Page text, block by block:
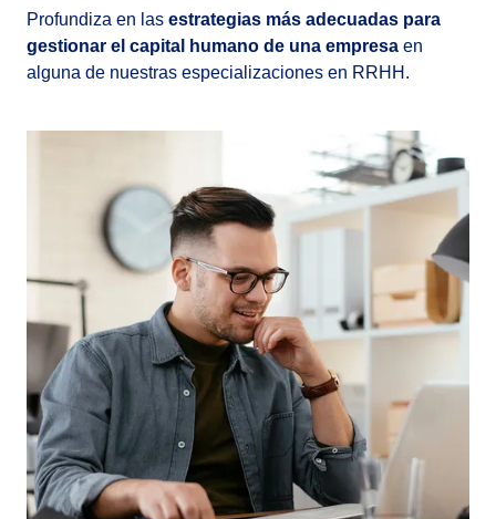
Profundiza en las estrategias más adecuadas para
gestionar el capital humano de una empresa en
alguna de nuestras especializaciones en RRHH.